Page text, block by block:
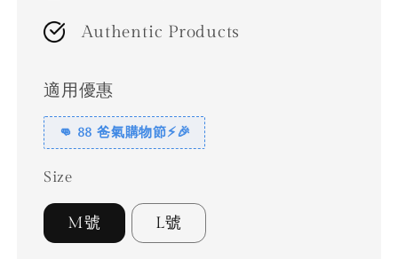
Authentic Products
適用優惠
👊 88 爸氣購物節⚡🎉
Size
M號 L號